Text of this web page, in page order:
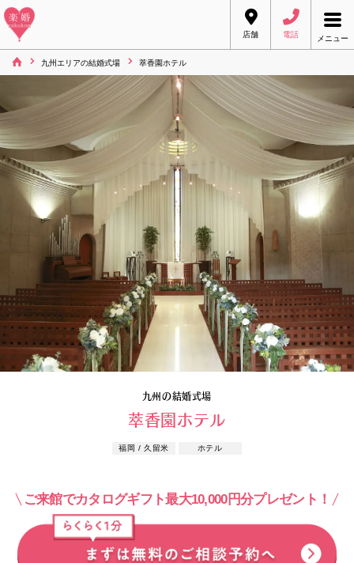
店舗 電話 メニュー
九州エリアの結婚式場 萃香園ホテル
九州の結婚式場
萃香園ホテル
福岡 / 久留米 ホテル
ご来館でカタログギフト最大10,000円分プレゼント！